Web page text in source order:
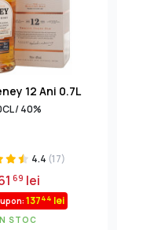
12 Ani 0.7L
/ 40%
4.4 (17)
69 lei
13744 lei
STOC